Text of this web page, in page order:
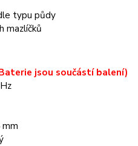
typu půdy
mazlíčků
jsou součástí balení)